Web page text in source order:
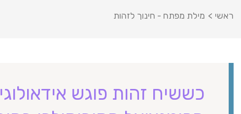
ראשי > מילת מפתח - חינוך לזהות
כששיח זהות פוגש